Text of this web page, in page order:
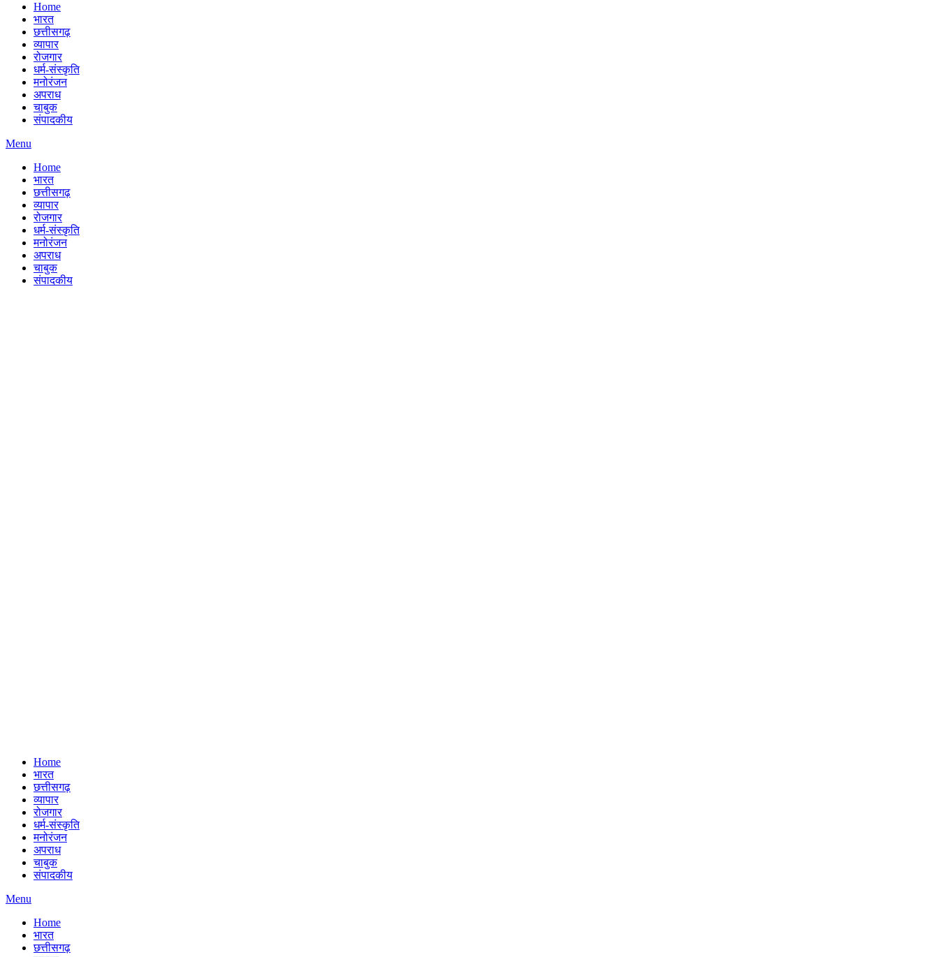
Home
भारत
छत्तीसगढ़
व्यापार
रोजगार
धर्म-संस्कृति
मनोरंजन
अपराध
चाबुक
संपादकीय
Menu
Home
भारत
छत्तीसगढ़
व्यापार
रोजगार
धर्म-संस्कृति
मनोरंजन
अपराध
चाबुक
संपादकीय
Home
भारत
छत्तीसगढ़
व्यापार
रोजगार
धर्म-संस्कृति
मनोरंजन
अपराध
चाबुक
संपादकीय
Menu
Home
भारत
छत्तीसगढ़